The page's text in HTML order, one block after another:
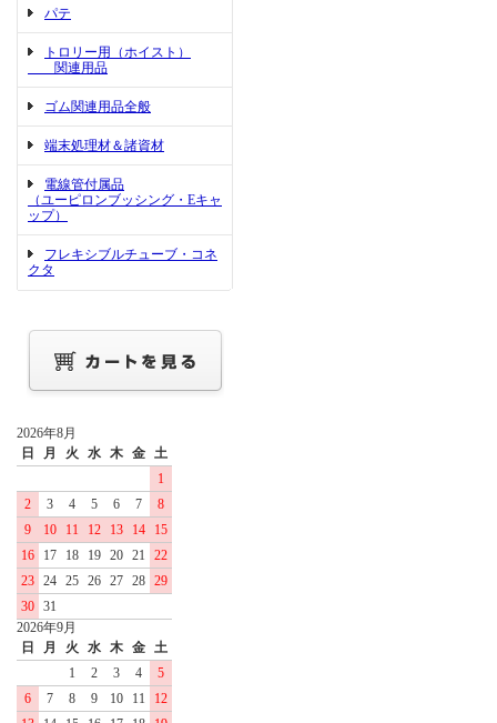
パテ
トロリー用（ホイスト）
関連用品
ゴム関連用品全般
端末処理材＆諸資材
電線管付属品
（ユーピロンブッシング・Eキャ
ップ）
フレキシブルチューブ・コネ
クタ
2026年8月
日
月 火 水 木 金 土
1
2
3 4 5 6 7
8
9
10 11 12 13 14
15
16
17 18 19 20 21
22
23 24 25 26 27 28 29
30 31
2026年9月
日
月 火 水 木 金 土
1
2 3 4
5
6
7 8 9 10 11
12